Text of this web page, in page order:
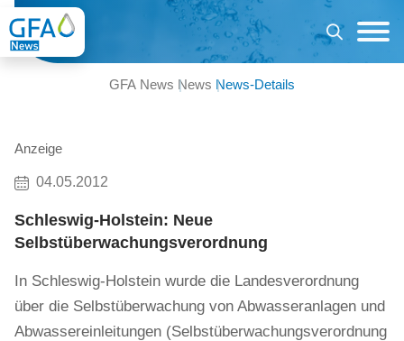
GFA News News News-Details
Anzeige
04.05.2012
Schleswig-Holstein: Neue
Selbstüberwachungsverordnung
In Schleswig-Holstein wurde die Landesverordnung
über die Selbstüberwachung von Abwasseranlagen und
Abwassereinleitungen (Selbstüberwachungsverordnung